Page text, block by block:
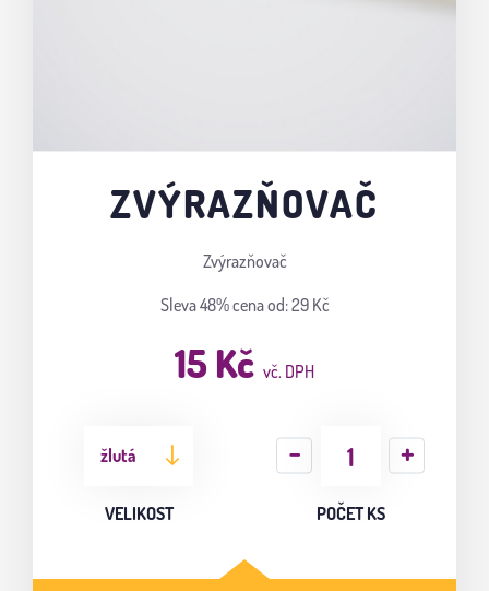
ZVÝRAZŇOVAČ
Zvýrazňovač
Sleva 48%cena od: 29 Kč
15 Kč vč. DPH
žlutá
VELIKOST POČET KS